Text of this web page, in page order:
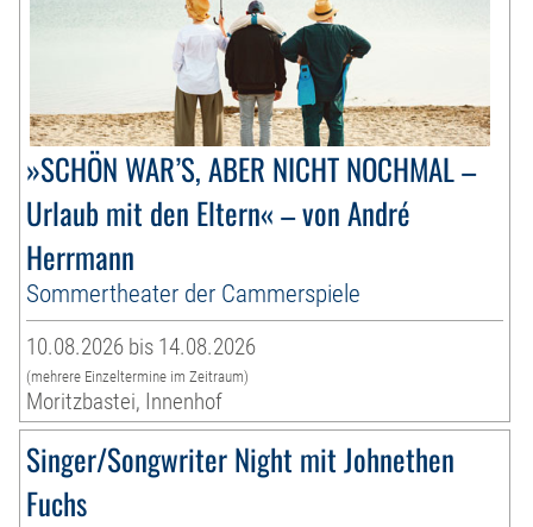
»SCHÖN WAR’S, ABER NICHT NOCHMAL –
Urlaub mit den Eltern« – von André
Herrmann
Sommertheater der Cammerspiele
10.08.2026 bis 14.08.2026
(mehrere Einzeltermine im Zeitraum)
Moritzbastei, Innenhof
Singer/Songwriter Night mit Johnethen
Fuchs